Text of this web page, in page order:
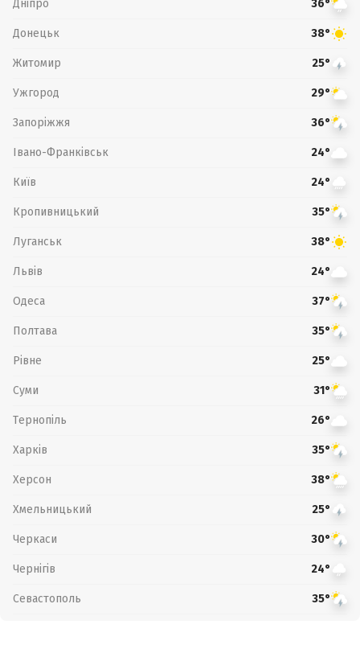
Дніпро 36°
Донецьк 38°
Житомир 25°
Ужгород 29°
Запоріжжя 36°
Івано-Франківськ 24°
Київ 24°
Кропивницький 35°
Луганськ 38°
Львів 24°
Одеса 37°
Полтава 35°
Рівне 25°
Суми 31°
Тернопіль 26°
Харків 35°
Херсон 38°
Хмельницький 25°
Черкаси 30°
Чернігів 24°
Севастополь 35°